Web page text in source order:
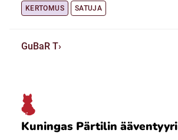
KERTOMUS SATUJA
GuBaR T
Kuningas Pärtilin ääventyyri